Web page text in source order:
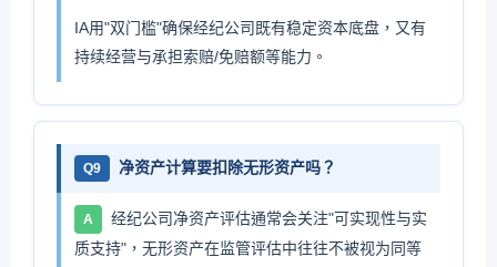
IA用"双门槛"确保经纪公司既有稳定资本底盘，又有
持续经营与承担索赔/免赔额等能力。
Q9 净资产计算要扣除无形资产吗？
A
经纪公司净资产评估通常会关注"可实现性与实
质支持"，无形资产在监管评估中往往不被视为同等